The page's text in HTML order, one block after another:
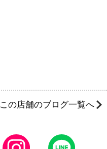
この店舗のブログ一覧へ